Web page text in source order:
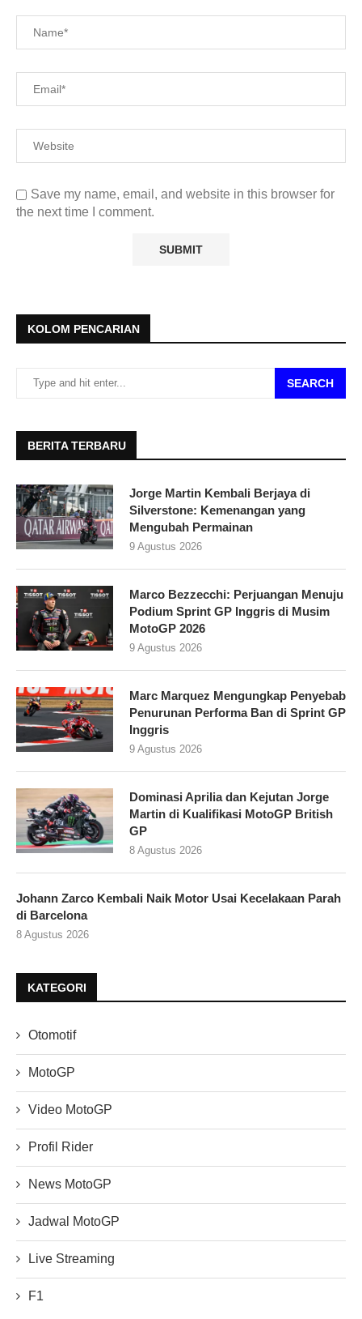
Save my name, email, and website in this browser for
the next time I comment.
KOLOM PENCARIAN
SEARCH
BERITA TERBARU
Jorge Martin Kembali Berjaya di
Silverstone: Kemenangan yang
Mengubah Permainan
9 Agustus 2026
Marco Bezzecchi: Perjuangan Menuju
Podium Sprint GP Inggris di Musim
MotoGP 2026
9 Agustus 2026
Marc Marquez Mengungkap Penyebab
Penurunan Performa Ban di Sprint GP
Inggris
9 Agustus 2026
Dominasi Aprilia dan Kejutan Jorge
Martin di Kualifikasi MotoGP British
GP
8 Agustus 2026
Johann Zarco Kembali Naik Motor Usai Kecelakaan Parah
di Barcelona
8 Agustus 2026
KATEGORI
Otomotif
MotoGP
Video MotoGP
Profil Rider
News MotoGP
Jadwal MotoGP
Live Streaming
F1